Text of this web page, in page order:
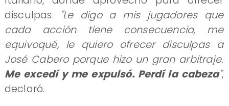
disculpas.
"Le digo a mis jugadores que
cada acción tiene consecuencia, me
equivoqué, le quiero ofrecer disculpas a
José Cabero porque hizo un gran arbitraje.
Me excedí y me expulsó. Perdí la cabeza",
declaró.